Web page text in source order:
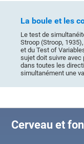
La boule et les
Le test de
Stroop (Stroop,
et du Test of
sujet doit suivre avec
dans toutes les
simultanément une
Cerveau et